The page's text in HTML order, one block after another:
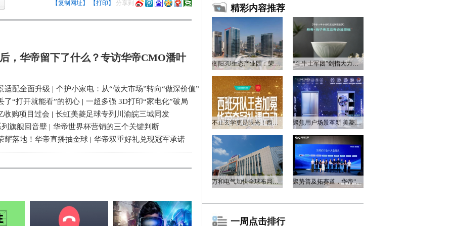
【复制网址】 【打印】 分享到
，华帝留下了什么？专访华帝CMO潘叶
适配全面升级 | 个护小家电：从“做大市场”转向“做深价值”
了“打开就能看”的初心 | 一超多强 3D打印“家电化”破局
收购项目过会 | 长虹美菱足球专列川渝皖三城同发
旗舰回音壁 | 华帝世界杯营销的三个关键判断
耀落地！华帝直播抽金球 | 华帝双重好礼兑现冠军承诺
精彩内容推荐
衡阳3U生态产业园：荣电集团的政企合作新答卷 “斗牛士军团”剑指大力神杯，华帝以“一瓷一金”静候荣光
不止玄学更是眼光！西班牙队夺冠，华帝火速官宣启动兑奖福利 聚焦用户场景革新 美菱产品创新打造差异化居家体验
万和电气加快全球布局，海外营收占比升至四成 聚势普及拓赛道，华帝“亮剑”洗碗机峰会，破局存量换新
一周点击排行